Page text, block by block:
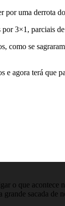
por uma derrota
por 3×1, parciais de
como se
agora terá
o que acontece
sacada de